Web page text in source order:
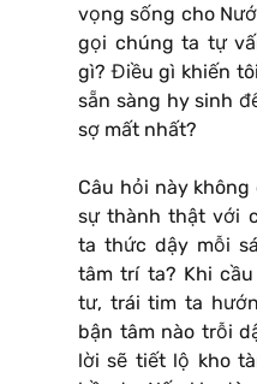
vọng sống cho
gọi chúng ta tự
gì? Điều gì khiến
sẵn sàng hy sinh
sợ mất nhất?
Câu hỏi này
sự thành thật với
ta thức dậy mỗi
tâm trí ta? Khi
tư, trái tim ta
bận tâm nào trỗi
lời sẽ tiết lộ kho